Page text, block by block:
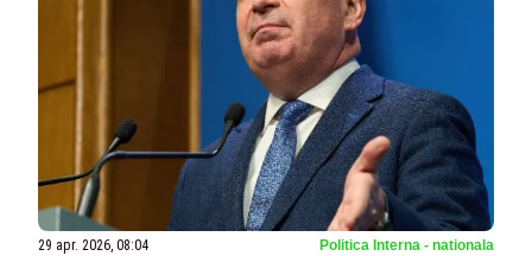
29 apr. 2026, 08:04 Politica Interna - nationala